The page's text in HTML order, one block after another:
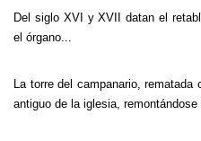
Del siglo XVI y XVII datan el
el órgano...
La torre del campanario,
antiguo de la iglesia,